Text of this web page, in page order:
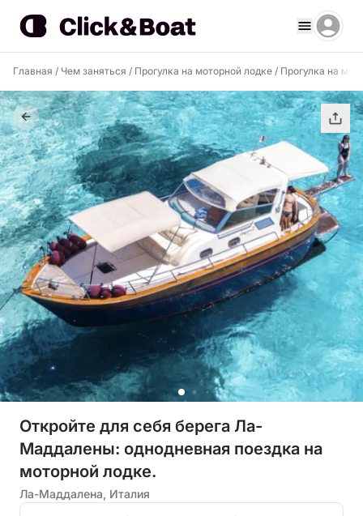
Главная / Чем заняться / Прогулка на моторной лодке / Прогулка на
Откройте для себя берега Ла-
Маддалены: однодневная поездка на
моторной лодке.
Ла-Маддалена, Италия